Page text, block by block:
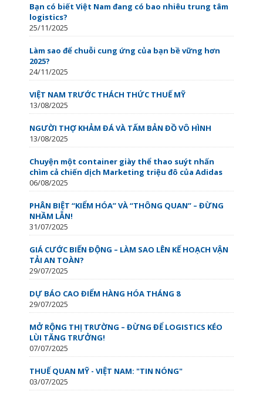
Bạn có biết Việt Nam đang có bao nhiêu trung tâm
logistics?
25/11/2025
Làm sao để chuỗi cung ứng của bạn bề vững hơn
2025?
24/11/2025
VIỆT NAM TRƯỚC THÁCH THỨC THUẾ MỸ
13/08/2025
NGƯỜI THỢ KHẢM ĐÁ VÀ TẤM BẢN ĐỒ VÔ HÌNH
13/08/2025
Chuyện một container giày thể thao suýt nhấn
chìm cả chiến dịch Marketing triệu đô của Adidas
06/08/2025
PHÂN BIỆT “KIỂM HÓA” VÀ “THÔNG QUAN” – ĐỪNG
NHẦM LẪN!
31/07/2025
GIÁ CƯỚC BIẾN ĐỘNG – LÀM SAO LÊN KẾ HOẠCH VẬN
TẢI AN TOÀN?
29/07/2025
DỰ BÁO CAO ĐIỂM HÀNG HÓA THÁNG 8
29/07/2025
MỞ RỘNG THỊ TRƯỜNG – ĐỪNG ĐỂ LOGISTICS KÉO
LÙI TĂNG TRƯỞNG!
07/07/2025
THUẾ QUAN MỸ - VIỆT NAM: "TIN NÓNG"
03/07/2025